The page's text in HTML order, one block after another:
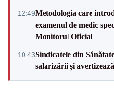
12:49Metodologia care
examenul de medic
Monitorul Oficial
10:43Sindicatele din
salarizării și